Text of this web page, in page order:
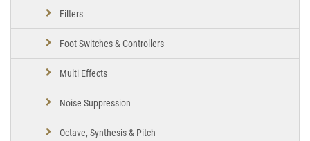
Filters
Foot Switches & Controllers
Multi Effects
Noise Suppression
Octave, Synthesis & Pitch